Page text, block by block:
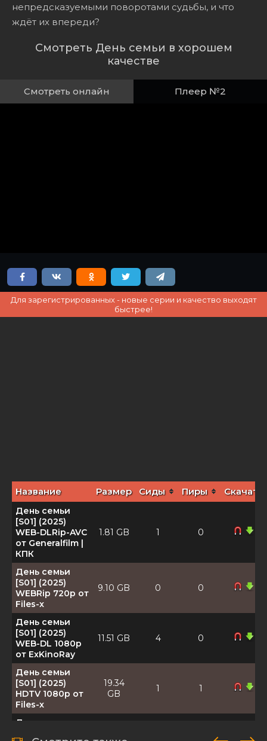
непредсказуемыми поворотами судьбы, и что
ждёт их впереди?
Смотреть День семьи в хорошем
качестве
Смотреть онлайн Плеер №2
Для зарегистрированных - новые серии и качество выходят
быстрее!
Название Размер Сиды Пиры Скачать
День семьи
[S01] (2025)
WEB-DLRip-AVC
от Generalfilm |
КПК
1.81 GB 1 0
День семьи
[S01] (2025)
WEBRip 720p от
Files-x
9.10 GB 0 0
День семьи
[S01] (2025)
WEB-DL 1080p
от ExKinoRay
11.51 GB 4 0
День семьи
[S01] (2025)
HDTV 1080р от
Files-x
19.34
GB
1 1
День семьи,